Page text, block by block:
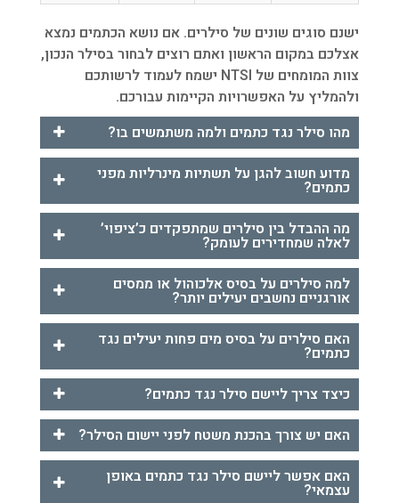
ישנם סוגים שונים של סילרים. אם נושא הכתמים נמצא
אצלכם במקום הראשון ואתם רוצים לבחור בסילר הנכון,
צוות המומחים של NTSI ישמח לעמוד לרשותכם
ולהמליץ על האפשרויות הקיימות עבורכם.
מהו סילר נגד כתמים ולמה משתמשים בו?
מדוע חשוב להגן על תשתיות מינרליות מפני
כתמים?
מה ההבדל בין סילרים שמתפקדים כ’ציפוי’
לאלה שמחדירים לעומק?
למה סילרים על בסיס אלכוהול או ממסים
אורגניים נחשבים יעילים יותר?
האם סילרים על בסיס מים פחות יעילים נגד
כתמים?
כיצד צריך ליישם סילר נגד כתמים?
האם יש צורך בהכנת משטח לפני יישום הסילר?
האם אפשר ליישם סילר נגד כתמים באופן
עצמאי?